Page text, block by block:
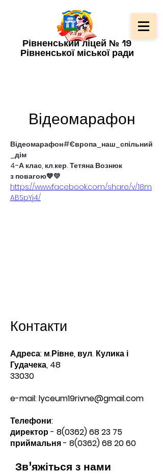
Рівненський ліцей № 19
Рівненської міської ради
Відеомарафон
Відеомарафон#Європа_наш_спільний
_дім
4-А клас, кл.кер. Тетяна Вознюк
з повагою💙💛
https://www.facebook.com/share/v/18m
ABSpYj4/
Контакти
Адреса: м.Рівне, вул. Кулика і
Гудачека, 48
33030
e-mail:lyceum19rivne@gmail.com
Телефони:​
директор - 8(0362) 68 23 75
приймальня - 8(0362) 68 20 60
Зв'яжіться з нами